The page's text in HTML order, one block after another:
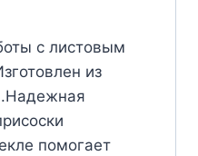
с листовым
из
помогает